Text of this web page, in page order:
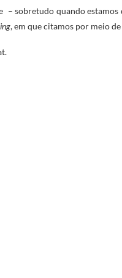
– sobretudo quando
, em que citamos por meio de